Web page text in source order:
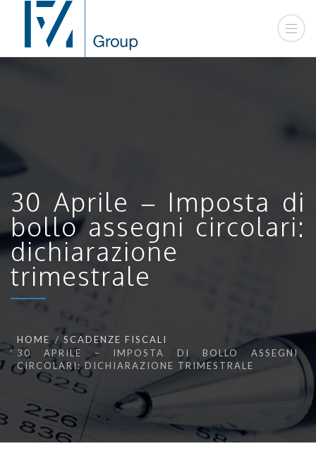
30 Aprile – Imposta di
bollo assegni circolari:
dichiarazione
trimestrale
HOME
SCADENZE FISCALI
30 APRILE – IMPOSTA DI BOLLO ASSEGNI
CIRCOLARI: DICHIARAZIONE TRIMESTRALE